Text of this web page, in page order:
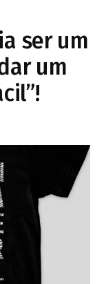
ser um
um